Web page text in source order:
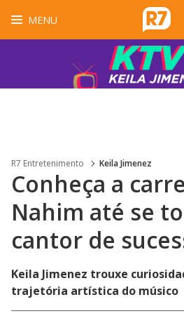
MENU
R7 Entretenimento Keila Jimenez
Conheça a
Nahim até se
cantor de
Keila Jimenez trouxe
trajetória artística do músico